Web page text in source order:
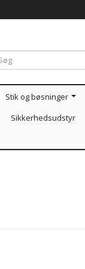
Stik og bøsninger
Sikkerhedsudstyr